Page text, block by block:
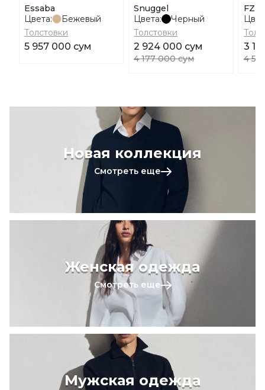
Essaba
Цвета:
Бежевый
Толстовки
5 957 000 сум
Snuggel
Цвета:
Черный
Толстовки
2 924 000 сум
4 177 000 сум
FZ
3
4
Новая коллекция
Смотреть еще
Женская одежда
Смотреть еще
Мужская одежда